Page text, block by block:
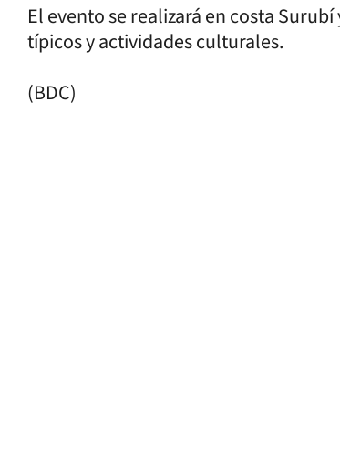
El evento se realizará en costa
típicos y actividades culturales.
(BDC)